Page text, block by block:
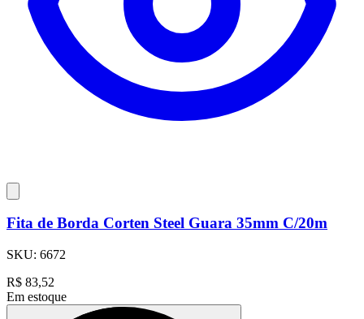
Fita de Borda Corten Steel Guara 35mm C/20m
SKU: 6672
R$ 83,52
Em estoque